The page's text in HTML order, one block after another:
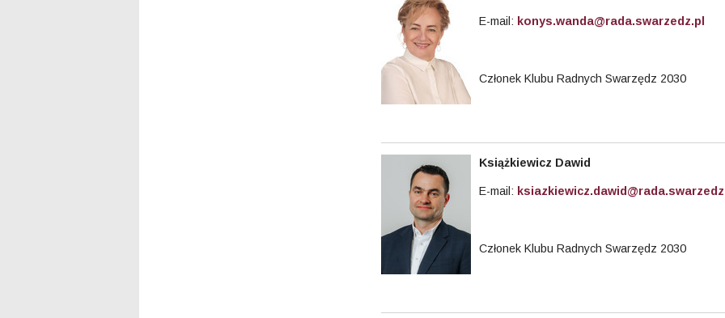
E-mail: konys.wanda@rada.swarzedz.pl
Członek Klubu Radnych Swarzędz 2030
Książkiewicz Dawid
E-mail:
Członek Klubu Radnych Swarzędz 2030